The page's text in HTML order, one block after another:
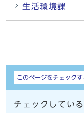
生活環境課
しおり
このページをチェックす
チェックしてい